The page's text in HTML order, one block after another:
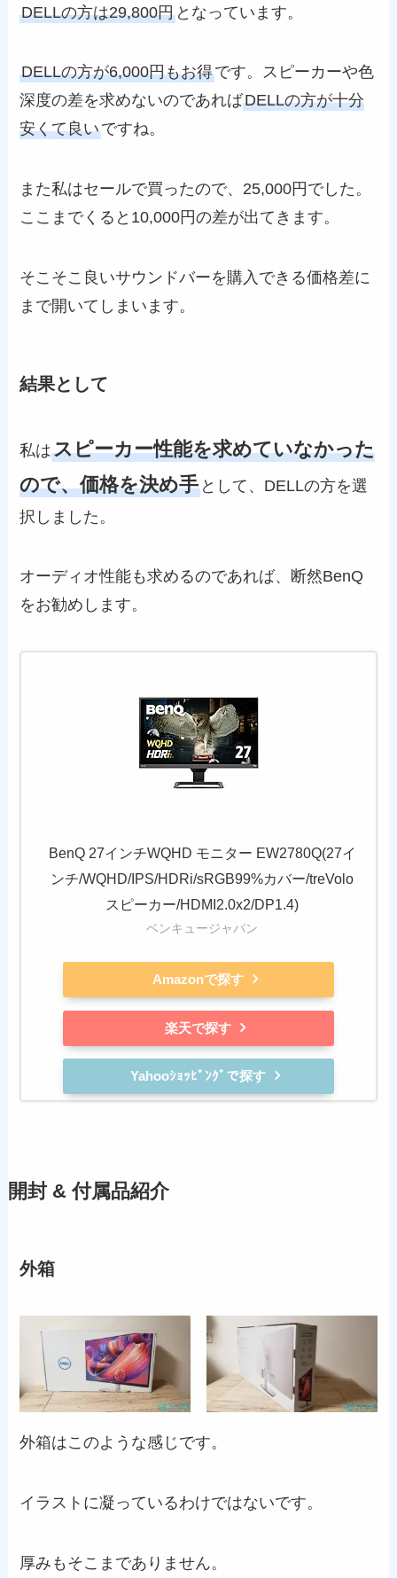
DELLの方は29,800円 となっています。
DELLの方が6,000円もお得です。スピーカーや色
深度の差を求めないのであればDELLの方が十分
安くて良いですね。
また私はセールで買ったので、25,000円でした。
ここまでくると10,000円の差が出てきます。
そこそこ良いサウンドバーを購入できる価格差に
まで開いてしまいます。
結果として
私はスピーカー性能を求めていなかった
ので、価格を決め手 として、DELLの方を選
択しました。
オーディオ性能も求めるのであれば、断然BenQ
をお勧めします。
BenQ 27インチWQHD モニター EW2780Q(27イ
ンチ/WQHD/IPS/HDRi/sRGB99%カバー/treVolo
スピーカー/HDMI2.0x2/DP1.4)
ベンキュージャパン
Amazonで探す
楽天で探す
Yahooｼｮｯﾋﾟﾝｸﾞで探す
開封 & 付属品紹介
外箱
外箱はこのような感じです。
イラストに凝っているわけではないです。
厚みもそこまでありません。